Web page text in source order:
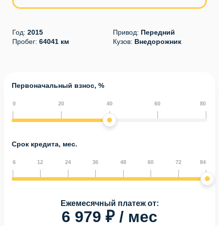
Год: 2015
Пробег: 64041 км
Привод: Передний
Кузов: Внедорожник
Первоначальный взнос, %
0 20 40 60 80
Срок кредита, мес.
6 12 24 36 48 60 72 84
Ежемесячный платеж от:
6 979 ₽ / мес